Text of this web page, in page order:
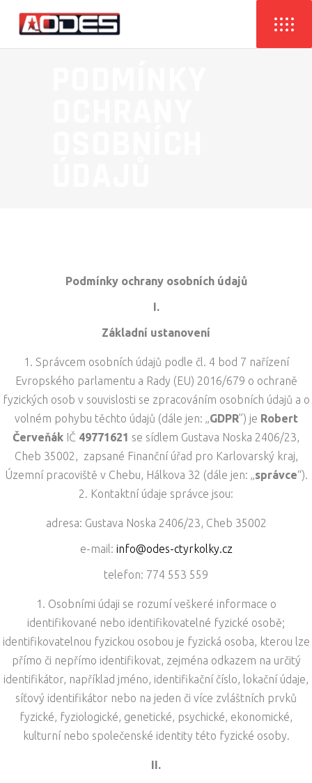
Podmínky ochrany osobních údajů
I.
Základní ustanovení
Správcem osobních údajů podle čl. 4 bod 7 nařízení
Evropského parlamentu a Rady (EU) 2016/679 o ochraně
fyzických osob v souvislosti se zpracováním osobních údajů a o
volném pohybu těchto údajů (dále jen: „GDPR”) je Robert
Červeňák IČ 49771621 se sídlem Gustava Noska 2406/23,
Cheb 35002, zapsané Finanční úřad pro Karlovarský kraj,
Územní pracoviště v Chebu, Hálkova 32 (dále jen: „správce“).
Kontaktní údaje správce jsou:
adresa: Gustava Noska 2406/23, Cheb 35002
e-mail: info@odes-ctyrkolky.cz
telefon: 774 553 559
Osobními údaji se rozumí veškeré informace o
identifikované nebo identifikovatelné fyzické osobě;
identifikovatelnou fyzickou osobou je fyzická osoba, kterou lze
přímo či nepřímo identifikovat, zejména odkazem na určitý
identifikátor, například jméno, identifikační číslo, lokační údaje,
síťový identifikátor nebo na jeden či více zvláštních prvků
fyzické, fyziologické, genetické, psychické, ekonomické,
kulturní nebo společenské identity této fyzické osoby.
II.